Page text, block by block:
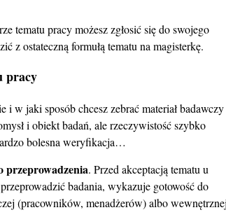
tematu pracy możesz zgłosić się do swojego
z ostateczną formułą tematu na magisterkę.
pracy
w jaki sposób chcesz zebrać materiał
i obiekt badań, ale rzeczywistość szybko
bolesna weryfikacja…
przeprowadzenia. Przed akceptacją tematu u
badania, wykazuje gotowość do
(pracowników, menadżerów) albo wewnętrznej